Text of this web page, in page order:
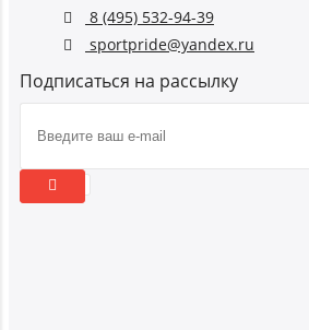
8 (495) 532-94-39
sportpride@yandex.ru
Подписаться на рассылку